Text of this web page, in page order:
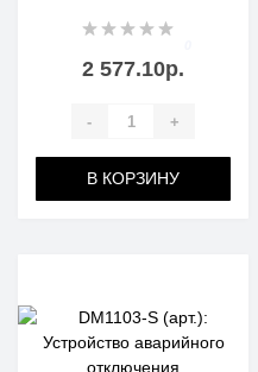
2 577.10р.
- +
В КОРЗИНУ